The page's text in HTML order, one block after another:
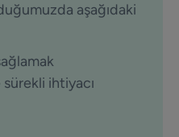
aşağıdaki
ihtiyacı